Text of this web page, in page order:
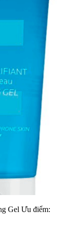
Gel Ưu điểm: